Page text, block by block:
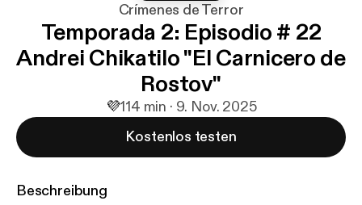
Crímenes de Terror
Temporada 2: Episodio # 22
Andrei Chikatilo "El Carnicero de
Rostov"
💜114 min · 9. Nov. 2025
Kostenlos testen
Beschreibung